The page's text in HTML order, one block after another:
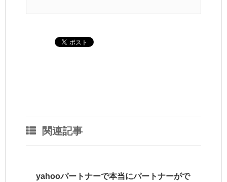
関連記事
yahooパートナーで本当にパートナーがで